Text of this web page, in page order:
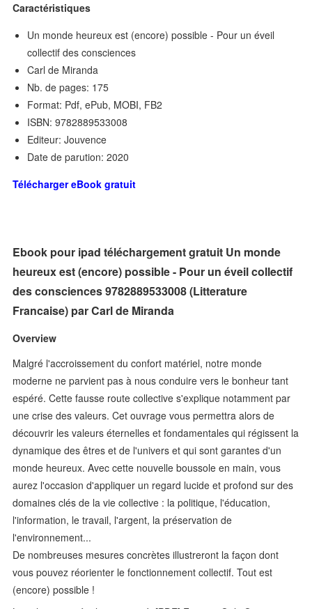
Caractéristiques
Un monde heureux est (encore) possible - Pour un éveil
collectif des consciences
Carl de Miranda
Nb. de pages: 175
Format: Pdf, ePub, MOBI, FB2
ISBN: 9782889533008
Editeur: Jouvence
Date de parution: 2020
Télécharger eBook gratuit
Ebook pour ipad téléchargement gratuit Un monde
heureux est (encore) possible - Pour un éveil collectif
des consciences 9782889533008 (Litterature
Francaise) par Carl de Miranda
Overview
Malgré l'accroissement du confort matériel, notre monde
moderne ne parvient pas à nous conduire vers le bonheur tant
espéré. Cette fausse route collective s'explique notamment par
une crise des valeurs. Cet ouvrage vous permettra alors de
découvrir les valeurs éternelles et fondamentales qui régissent la
dynamique des êtres et de l'univers et qui sont garantes d'un
monde heureux. Avec cette nouvelle boussole en main, vous
aurez l'occasion d'appliquer un regard lucide et profond sur des
domaines clés de la vie collective : la politique, l'éducation,
l'information, le travail, l'argent, la préservation de
l'environnement...
De nombreuses mesures concrètes illustreront la façon dont
vous pouvez réorienter le fonctionnement collectif. Tout est
(encore) possible !